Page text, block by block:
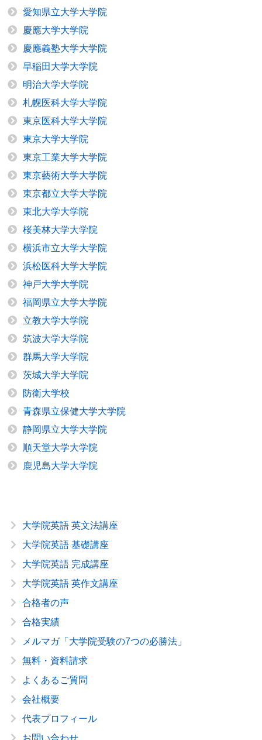
愛知県立大学大学院
慶應大学大学院
慶應義塾大学大学院
早稲田大学大学院
明治大学大学院
札幌医科大学大学院
東京医科大学大学院
東京大学大学院
東京工業大学大学院
東京藝術大学大学院
東京都立大学大学院
東北大学大学院
桜美林大学大学院
横浜市立大学大学院
浜松医科大学大学院
神戸大学大学院
福岡県立大学大学院
立教大学大学院
筑波大学大学院
群馬大学大学院
茨城大学大学院
防衛大学校
青森県立保健大学大学院
静岡県立大学大学院
順天堂大学大学院
鹿児島大学大学院
大学院英語 英文法講座
大学院英語 基礎講座
大学院英語 完成講座
大学院英語 英作文講座
合格者の声
合格実績
メルマガ「大学院受験の7つの必勝法」
無料・資料請求
よくあるご質問
会社概要
代表プロフィール